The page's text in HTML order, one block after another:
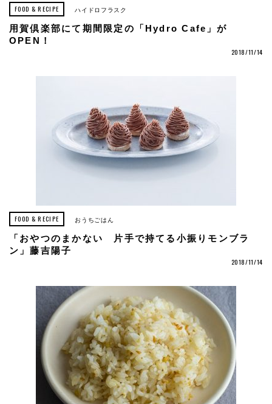
FOOD & RECIPE ハイドロフラスク
用賀倶楽部にて期間限定の「Hydro Cafe」が
OPEN！
2018/11/14
FOOD & RECIPE おうちごはん
「おやつのまかない 片手で持てる小振りモンブラ
ン」藤吉陽子
2018/11/14